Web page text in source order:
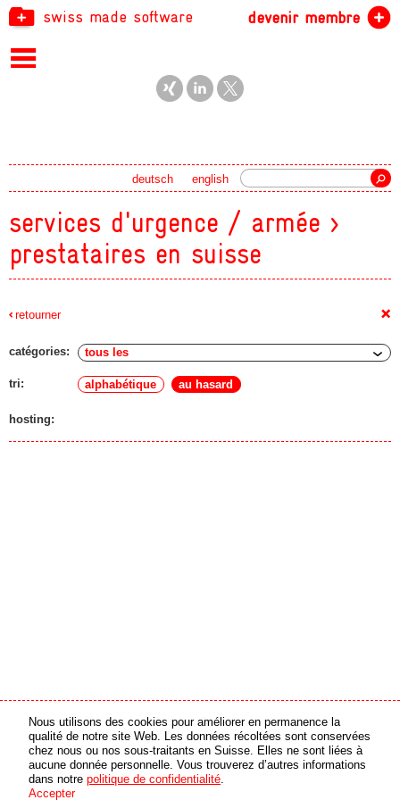
swiss made software devenir membre
english
deutsch
services d'urgence / armée >
prestataires en suisse
retourner +
catégories:
tri: alphabétique au hasard
hosting:
partenaire média
© 2026 swiss made software GmbH, Suisse - tous droits réservés
partenaire en ligne
Nous utilisons des cookies pour améliorer en permanence la
qualité de notre site Web. Les données récoltées sont conservées
chez nous ou nos sous-traitants en Suisse. Elles ne sont liées à
aucune donnée personnelle. Vous trouverez d’autres informations
dans notre politique de confidentialité.
Accepter